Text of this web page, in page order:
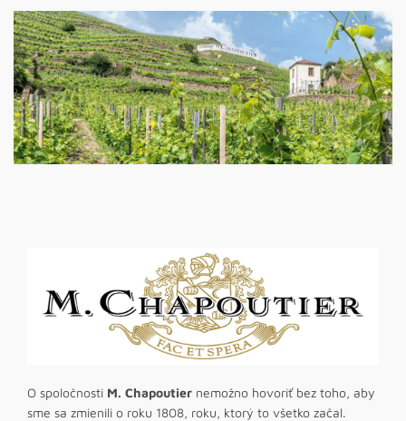
O spoločnosti M. Chapoutier nemožno hovoriť bez toho, aby
sme sa zmienili o roku 1808, roku, ktorý to všetko začal.